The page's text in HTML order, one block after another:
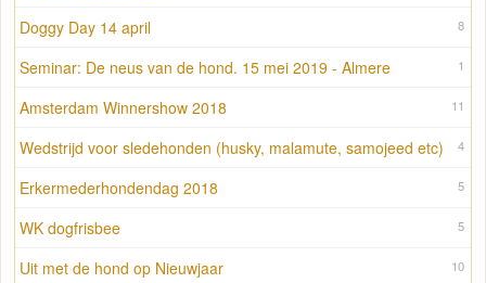
8
Doggy Day 14 april
1
Seminar: De neus van de hond. 15 mei 2019 - Almere
11
Amsterdam Winnershow 2018
4
Wedstrijd voor sledehonden (husky, malamute, samojeed etc)
5
Erkermederhondendag 2018
5
WK dogfrisbee
10
Uit met de hond op Nieuwjaar